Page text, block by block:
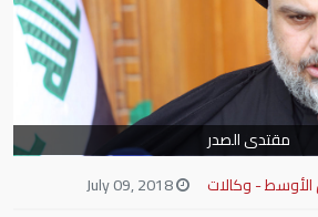
مقتدى الصدر
- وكالات